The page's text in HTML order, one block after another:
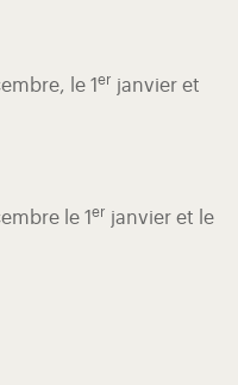
le 1 er janvier et
le 1 er janvier et le